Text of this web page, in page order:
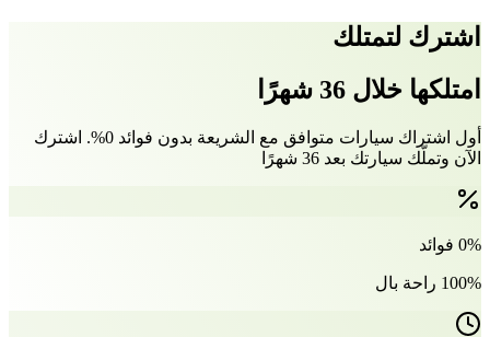
اشترك لتمتلك
امتلكها خلال 36 شهرًا
أول اشتراك سيارات متوافق مع الشريعة بدون فوائد 0%. اشترك
الآن وتملّك سيارتك بعد 36 شهرًا
0% فوائد
100% راحة بال